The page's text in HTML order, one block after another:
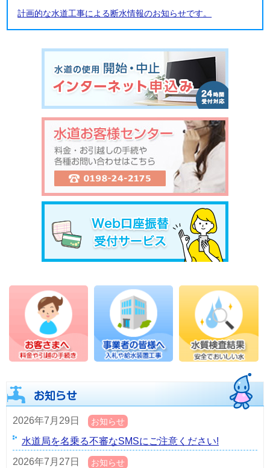
計画的な水道工事による断水情報のお知らせです。
2026年7月29日 お知らせ
水道局を名乗る不審なSMSにご注意ください!
2026年7月27日
お知らせ